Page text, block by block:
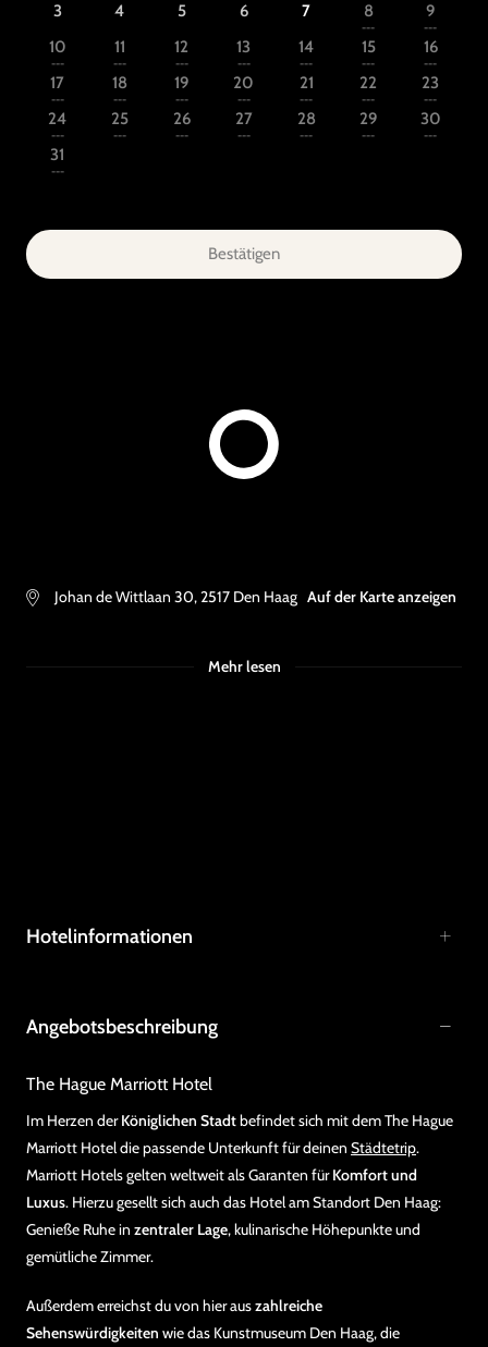
3
4 5 6 7 8
---
9
---
10
---
11
---
12
---
13
---
14
---
15
---
16
---
17
---
18
---
19
---
20
---
21
---
22
---
23
---
24
---
25
---
26
---
27
---
28
---
29
---
30
---
31
---
Bestätigen
Johan de Wittlaan 30,2517 Den Haag Auf der Karte anzeigen
Mehr lesen
Hotelinformationen
Angebotsbeschreibung
The Hague Marriott Hotel
Im Herzen derKöniglichen Stadtbefindet sich mit dem The Hague
Marriott Hotel die passende Unterkunft für deinen Städtetrip.
Marriott Hotels gelten weltweit als Garanten fürKomfort und
Luxus. Hierzu gesellt sich auch das Hotel am Standort Den Haag:
Genieße Ruhe in zentraler Lage, kulinarische Höhepunkte und
gemütliche Zimmer.
Außerdem erreichst du von hier auszahlreiche
Sehenswürdigkeiten wie das Kunstmuseum Den Haag, die